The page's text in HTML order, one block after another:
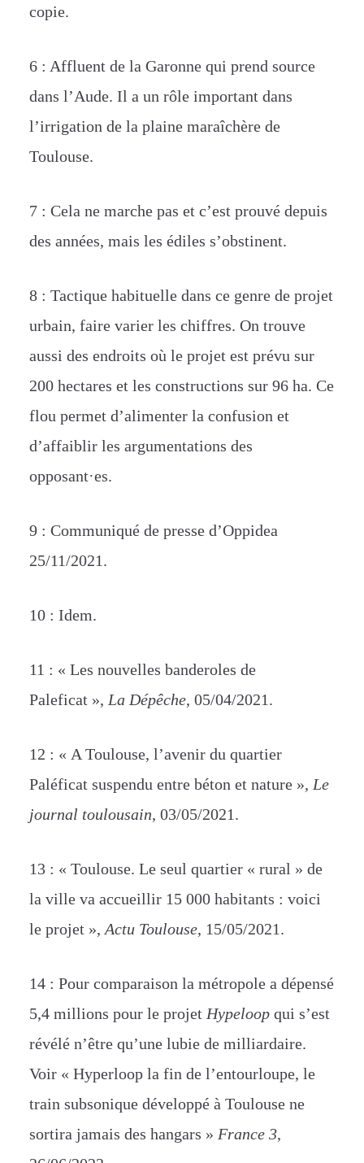
copie.
6 : Affluent de la Garonne qui prend source
dans l’Aude. Il a un rôle important dans
l’irrigation de la plaine maraîchère de
Toulouse.
7 : Cela ne marche pas et c’est prouvé depuis
des années, mais les édiles s’obstinent.
8 : Tactique habituelle dans ce genre de projet
urbain, faire varier les chiffres. On trouve
aussi des endroits où le projet est prévu sur
200 hectares et les constructions sur 96 ha. Ce
flou permet d’alimenter la confusion et
d’affaiblir les argumentations des
opposant·es.
9 : Communiqué de presse d’Oppidea
25/11/2021.
10 : Idem.
11 : « Les nouvelles banderoles de
Paleficat », La Dépêche, 05/04/2021.
12 : « A Toulouse, l’avenir du quartier
Paléficat suspendu entre béton et nature », Le
journal toulousain, 03/05/2021.
13 : « Toulouse. Le seul quartier « rural » de
la ville va accueillir 15 000 habitants : voici
le projet »,Actu Toulouse, 15/05/2021.
14 : Pour comparaison la métropole a dépensé
5,4 millions pour le projet Hypeloop qui s’est
révélé n’être qu’une lubie de milliardaire.
Voir « Hyperloop la fin de l’entourloupe, le
train subsonique développé à Toulouse ne
sortira jamais des hangars » France 3,